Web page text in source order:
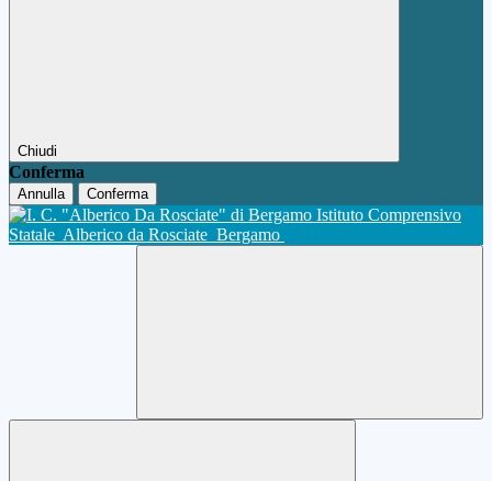
Chiudi
Conferma
Annulla Conferma
Istituto Comprensivo
Statale Alberico da Rosciate Bergamo